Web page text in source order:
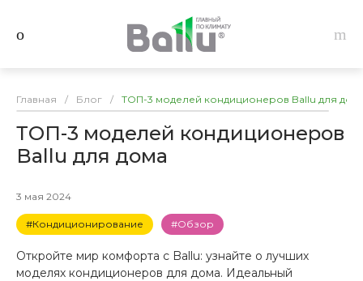
Главная / Блог / ТОП-3 моделей кондиционеров Ballu для
ТОП-3 моделей кондиционеров
Ballu для дома
3 мая 2024
#Кондиционирование #Обзор
Откройте мир комфорта с Ballu: узнайте о лучших
моделях кондиционеров для дома. Идеальный